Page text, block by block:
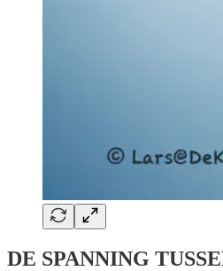
DE SPANNING